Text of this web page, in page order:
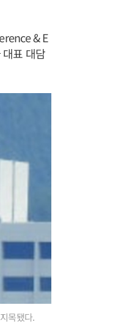
& E
표 대담
목됐다.